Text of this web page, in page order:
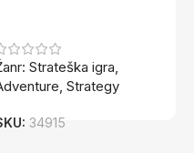
Strateška igra,
Strategy
34915